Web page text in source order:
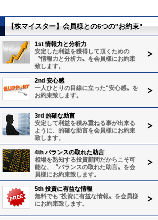
【株マイスター】会員様との6つの"お約束"
1st 情報力と分析力
安定した利益を獲得して頂くための
〝情報力と分析力〟を会員様にお約束
致します。
2nd 安心感
一人ひとりの目線に立った"安心感〟を
お約束致します。
3rd 的確な助言
安定して利益を積み重ねる事が出来る
ように、的確な助言を会員様にお約束
致します。
4th バランスの取れた助言
相場を熟知する投資顧問だからこそ可
能な、〝バランスの取れた助言〟を会
員様にお約束致します。
5th 投資に有益な情報
無料でも"投資に有益な情報〟を会員様
にお約束致します。